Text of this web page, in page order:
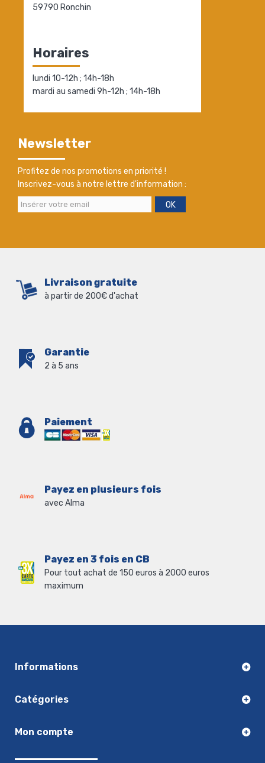
59790 Ronchin
Horaires
lundi 10-12h ; 14h-18h
mardi au samedi 9h-12h ; 14h-18h
Newsletter
Profitez de nos promotions en priorité !
Inscrivez-vous à notre lettre d'information :
OK
Livraison gratuite
à partir de 200€ d'achat
Garantie
2 à 5 ans
Paiement
Payez en plusieurs fois
avec Alma
Payez en 3 fois en CB
Pour tout achat de 150 euros à 2000 euros
maximum
Informations
Catégories
Mon compte